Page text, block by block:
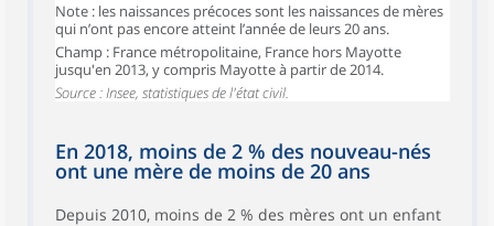
Note : les naissances précoces sont les naissances de mères
qui n’ont pas encore atteint l’année de leurs 20 ans.
Champ : France métropolitaine, France hors Mayotte
jusqu'en 2013, y compris Mayotte à partir de 2014.
Source : Insee, statistiques de l'état civil.
En 2018, moins de 2 % des nouveau-nés
ont une mère de moins de 20 ans
Depuis 2010, moins de 2 % des mères ont un enfant